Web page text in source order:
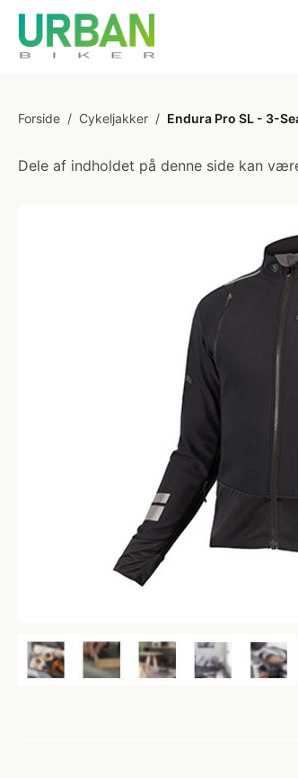
Forside / Cykeljakker / Endura Pro SL - 3-
Dele af indholdet på denne side kan